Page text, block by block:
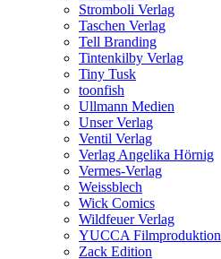
Stromboli Verlag
Taschen Verlag
Tell Branding
Tintenkilby Verlag
Tiny Tusk
toonfish
Ullmann Medien
Unser Verlag
Ventil Verlag
Verlag Angelika Hörnig
Vermes-Verlag
Weissblech
Wick Comics
Wildfeuer Verlag
YUCCA Filmproduktion
Zack Edition